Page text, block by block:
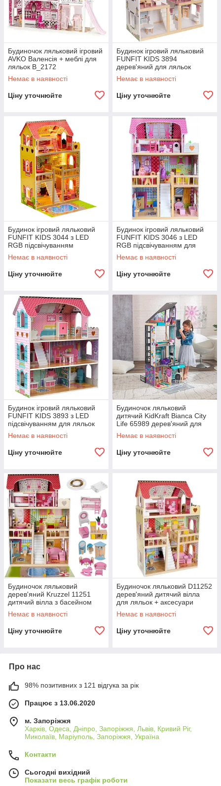
Будиночок ляльковий ігровий
AVKO Валенсія + меблі для
ляльок B_2172
Немає в наявності
Ціну уточнюйте
Будинок ігровий ляльковий
FUNFIT KIDS 3894
дерев'яний для ляльок
B_2299
Немає в наявності
Ціну уточнюйте
Будинок ігровий ляльковий
FUNFIT KIDS 3044 з LED
RGB підсвічуванням
дерев'яний для ляльок
B_2299
Немає в наявності
Ціну уточнюйте
Будинок ігровий ляльковий
FUNFIT KIDS 3046 з LED
RGB підсвічуванням для
ляльок B_2299
Немає в наявності
Ціну уточнюйте
Будинок ігровий ляльковий
FUNFIT KIDS 3893 з LED
підсвічуванням для ляльок
B_2300
Немає в наявності
Ціну уточнюйте
Будиночок ляльковий
дитячий KidKraft Bianca City
Life 65989 дерев'яний для
ляльок B_2356
Немає в наявності
Ціну уточнюйте
Будиночок ляльковий
дерев'яний Kruzzel 11251
дитячий вілла з басейном
для ляльок B_2356
Немає в наявності
Ціну уточнюйте
Будиночок ляльковий D11252
дерев'яний дитячий вілла
для ляльок + аксесуари
B_2356
Немає в наявності
Ціну уточнюйте
Про нас
98% позитивних з 121 відгука за рік
Працює з 13.06.2020
м. Запоріжжя
Харків, Одеса, Дніпро, Запоріжжя, Львів, Кривий Ріг,
Миколаїв, Маріуполь, Запоріжжя, Україна
Контакти
Сьогодні вихідний
Показати весь графік роботи